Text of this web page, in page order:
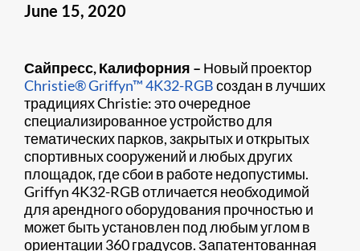
June 15, 2020
Сайпресс, Калифорния – Новый проектор
Christie® Griffyn™ 4K32-RGBсоздан в лучших
традициях Christie: это очередное
специализированное устройство для
тематических парков, закрытых и открытых
спортивных сооружений и любых других
площадок, где сбои в работе недопустимы.
Griffyn 4K32-RGB отличается необходимой
для арендного оборудования прочностью и
может быть установлен под любым углом в
ориентации 360 градусов. Запатентованная